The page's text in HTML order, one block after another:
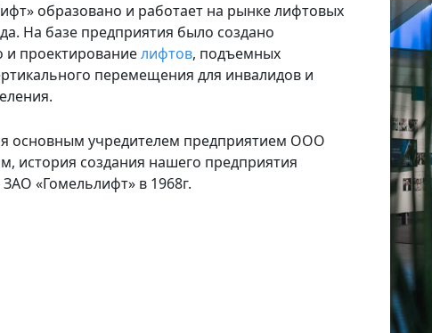
образовано и работает на рынке лифтовых
На базе предприятия было создано
и проектированиелифтов, подъемных
перемещения для инвалидов и
основным учредителем предприятием ООО
история создания нашего предприятия
«Гомельлифт» в 1968г.